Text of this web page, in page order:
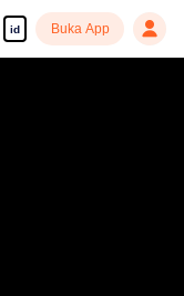
id Buka App